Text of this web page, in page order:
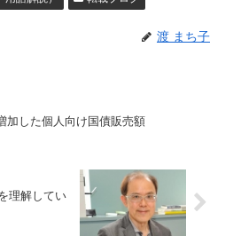
渡 まち子
加した個人向け国債販売額
理解してい